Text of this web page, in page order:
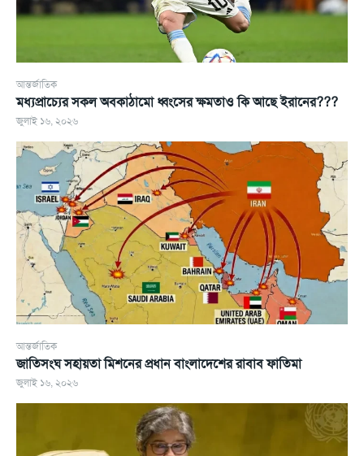
আন্তর্জাতিক
মধ্যপ্রাচ্যের সকল অবকাঠামো ধ্বংসের ক্ষমতাও কি আছে ইরানের???
জুলাই ১৬, ২০২৬
আন্তর্জাতিক
জাতিসংঘ সহায়তা মিশনের প্রধান বাংলাদেশের রাবাব ফাতিমা
জুলাই ১৬, ২০২৬